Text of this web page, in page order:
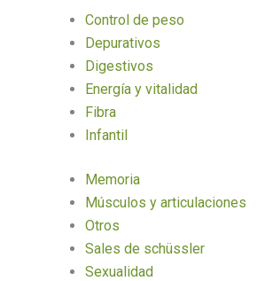
Control de peso
Depurativos
Digestivos
Energía y vitalidad
Fibra
Infantil
Memoria
Músculos y articulaciones
Otros
Sales de schüssler
Sexualidad